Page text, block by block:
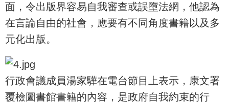
面，令出版界容易自我審查或誤墮法網，他認為
在言論自由的社會，應要有不同角度書籍以及多
元化出版。
行政會議成員湯家驊在電台節目上表示，康文署
覆檢圖書館書籍的內容，是政府自我約束的行